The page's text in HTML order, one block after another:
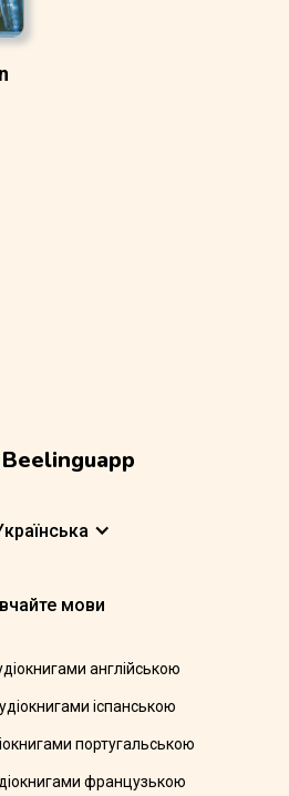
Beelinguapp
мови
англійською
іспанською
португальською
французькою